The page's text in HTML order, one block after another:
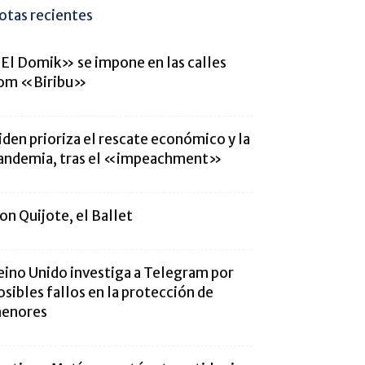
recientes
Domik» se impone en las calles
«Biribu»
prioriza el rescate económico y la
tras el «impeachment»
Quijote, el Ballet
Unido investiga a Telegram por
fallos en la protección de